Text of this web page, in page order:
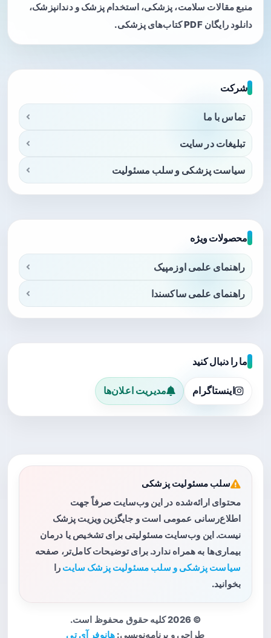
منبع مقالات سلامت، پزشکی، استخدام پزشک و دندانپزشک،
دانلود رایگان PDF کتاب‌های پزشکی.
شرکت
تماس با ما
تبلیغات در سایت
سیاست پزشکی و سلب مسئولیت
محصولات ویژه
راهنمای علمی اوزمپیک
راهنمای علمی ساکسندا
ما را دنبال کنید
اینستاگرام مدیریت اعلان‌ها
سلب مسئولیت پزشکی
محتوای ارائه‌شده در این وب‌سایت صرفاً جهت
اطلاع‌رسانی عمومی است و جایگزین ویزیت پزشک
نیست. این وب‌سایت مسئولیتی برای تشخیص یا درمان
بیماری‌ها به همراه ندارد. برای توضیحات کامل‌تر، صفحه
سیاست پزشکی و سلب مسئولیت پزشک سایت را
بخوانید.
© 2026 کلیه حقوق محفوظ است.
طراحی و برنامه‌نویسی: هانوفر آی تی